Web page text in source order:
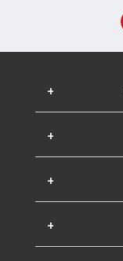
+
+
+
+